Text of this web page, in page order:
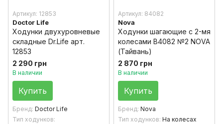
Артикул: 12853
Doctor Life
Ходунки двухуровневые
складные Dr.Life арт.
12853
2 290 грн
В наличии
Купить
Бренд Doctor Life
Тип ходунков
Артикул: 84082
Nova
Ходунки шагающие с 2-мя
колесами B4082 №2 NOVA
(Тайвань)
2 870 грн
В наличии
Купить
Бренд Nova
Тип ходунков На колесах